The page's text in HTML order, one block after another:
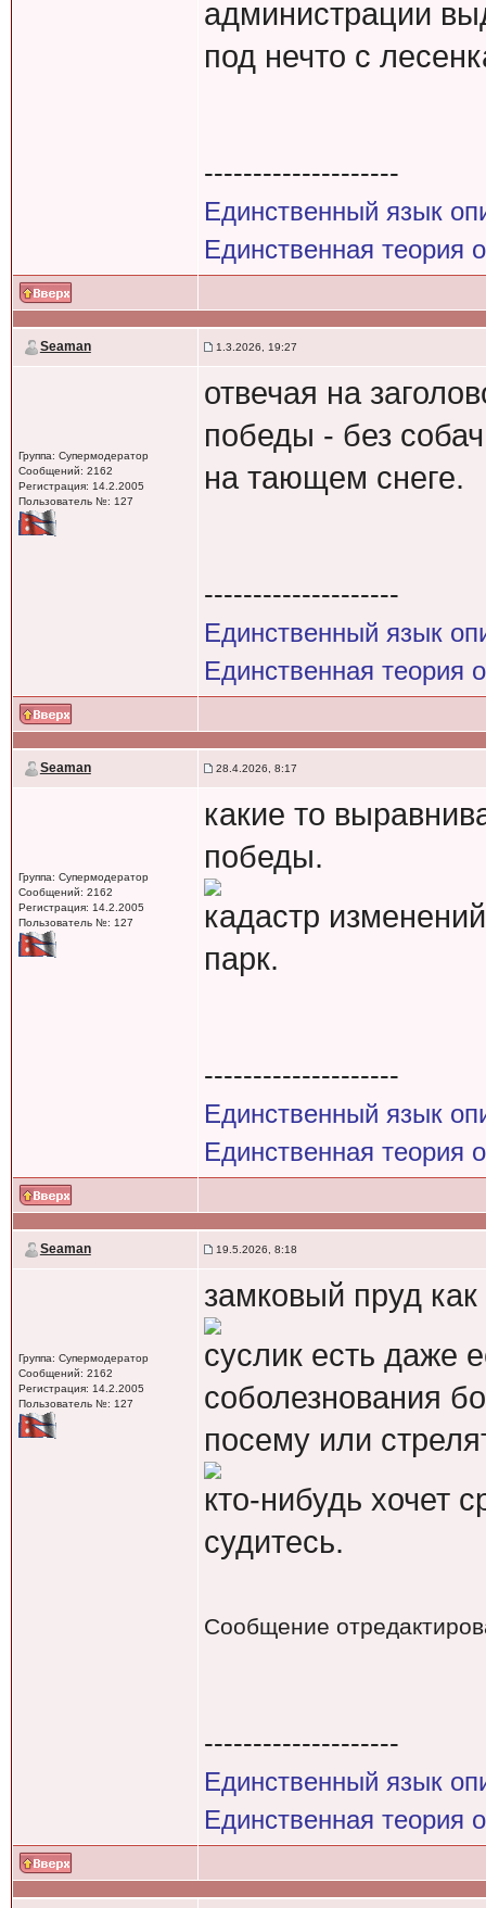
администрации
под нечто с
--------------------
Единственный язык
Единственная теория
Seaman 1.3.2026, 19:27
Группа: Супермодератор
Сообщений: 2162
Регистрация: 14.2.2005
Пользователь №: 127
отвечая на
победы - без
на тающем снеге.
--------------------
Единственный язык
Единственная теория
Seaman 28.4.2026, 8:17
Группа: Супермодератор
Сообщений: 2162
Регистрация: 14.2.2005
Пользователь №: 127
какие то
победы.
кадастр
парк.
--------------------
Единственный язык
Единственная теория
Seaman 19.5.2026, 8:18
Группа: Супермодератор
Сообщений: 2162
Регистрация: 14.2.2005
Пользователь №: 127
замковый пруд
суслик есть даже
соболезнования
посему или
кто-нибудь хочет
судитесь.
Сообщение
--------------------
Единственный язык
Единственная теория